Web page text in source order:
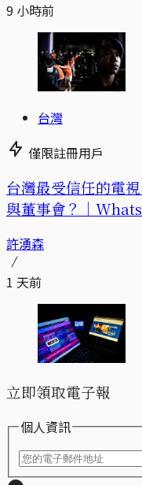
9 小時前
台灣
僅限註冊用戶
台灣最受信任的電
與董事會？｜
許湧森
1 天前
立即領取電子報
個人資訊